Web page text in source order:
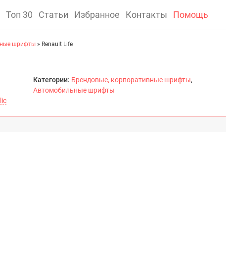
Топ 30 Статьи Избранное Контакты Помощь
шрифты » Renault Life
Категории: Брендовые, корпоративные шрифты,
Автомобильные шрифты